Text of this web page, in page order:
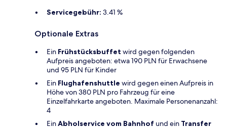
Servicegebühr: 3.41 %
Optionale Extras
Ein Frühstücksbuffet wird gegen folgenden
Aufpreis angeboten: etwa 190 PLN für Erwachsene
und 95 PLN für Kinder
Ein Flughafenshuttle wird gegen einen Aufpreis in
Höhe von 380 PLN pro Fahrzeug für eine
Einzelfahrkarte angeboten. Maximale Personenanzahl:
4
EinAbholservice vom Bahnhof und ein Transfer